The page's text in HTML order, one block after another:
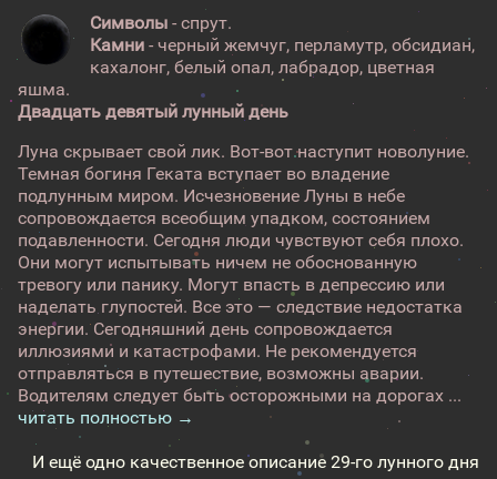
Символы - спрут.
Камни - черный жемчуг, перламутр, обсидиан,
кахалонг, белый опал, лабрадор, цветная
яшма.
Двадцать девятый лунный день
Луна скрывает свой лик. Вот-вот наступит новолуние.
Темная богиня Геката вступает во владение
подлунным миром. Исчезновение Луны в небе
сопровождается всеобщим упадком, состоянием
подавленности. Сегодня люди чувствуют себя плохо.
Они могут испытывать ничем не обоснованную
тревогу или панику. Могут впасть в депрессию или
наделать глупостей. Все это — следствие недостатка
энергии. Сегодняшний день сопровождается
иллюзиями и катастрофами. Не рекомендуется
отправляться в путешествие, возможны аварии.
Водителям следует быть осторожными на дорогах ...
читать полностью →
И ещё одно качественное описание 29-го лунного дня